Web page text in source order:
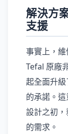
解決方
支援
事實上，
Tefal 原廠
起全面升級
的承諾。
設計之初
的需求。